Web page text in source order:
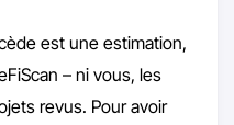
est une estimation,
– ni vous, les
revus. Pour avoir